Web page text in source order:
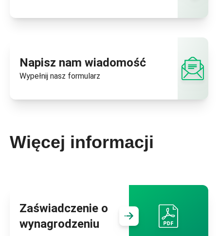
Napisz nam wiadomość
Wypełnij nasz formularz
Więcej informacji
Zaświadczenie o
wynagrodzeniu
Przejdź do